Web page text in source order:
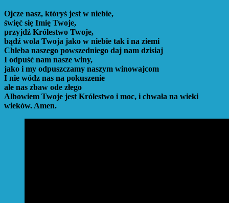
Ojcze nasz, któryś jest w niebie,
święć się Imię Twoje,
przyjdź Królestwo Twoje,
bądź wola Twoja jako w niebie tak i na ziemi
Chleba naszego powszedniego daj nam dzisiaj
I odpuść nam nasze winy,
jako i my odpuszczamy naszym winowajcom
I nie wódz nas na pokuszenie
ale nas zbaw ode złego
Albowiem Twoje jest Królestwo i moc, i chwała na wieki
wieków. Amen.